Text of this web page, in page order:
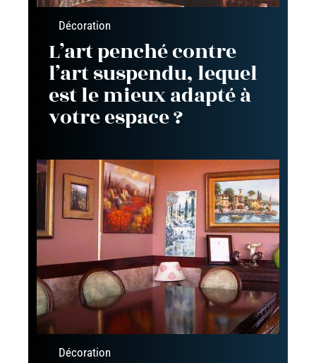
Décoration
L’art penché contre
l’art suspendu, lequel
est le mieux adapté à
votre espace ?
Décoration